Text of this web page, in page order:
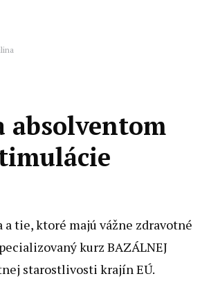
absolventom
tie, ktoré majú vážne zdravotné
kurz BAZÁLNEJ
starostlivosti krajín EÚ.